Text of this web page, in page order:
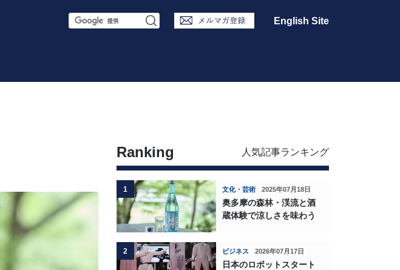
S
r
English Site
Ranking 人気記事ランキング
1 文化・芸術 2025年07月18日
奥多摩の森林・渓流と酒
蔵体験で涼しさを味わう
2 ビジネス 2026年07月17日
日本のロボットスタート